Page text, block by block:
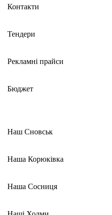
Контакти
Тендери
Рекламні прайси
Бюджет
Наш Сновськ
Наша Корюківка
Наша Сосниця